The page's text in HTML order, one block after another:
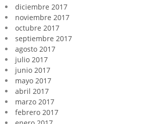
diciembre 2017
noviembre 2017
octubre 2017
septiembre 2017
agosto 2017
julio 2017
junio 2017
mayo 2017
abril 2017
marzo 2017
febrero 2017